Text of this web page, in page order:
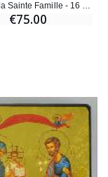
€75.00